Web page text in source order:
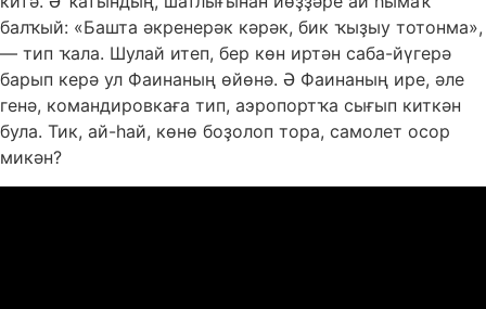
балҡый: «Башта әкренерәк кәрәк, бик ҡыҙыу тотонма»,
— тип ҡала. Шулай итеп, бер көн иртән саба-йүгерә
барып керә ул Фаинаның өйөнә. Ә Фаинаның ире, әле
генә, командировкаға тип, аэропортҡа сығып киткән
була. Тик, ай-һай, көнө боҙолоп тора, самолет осор
микән?